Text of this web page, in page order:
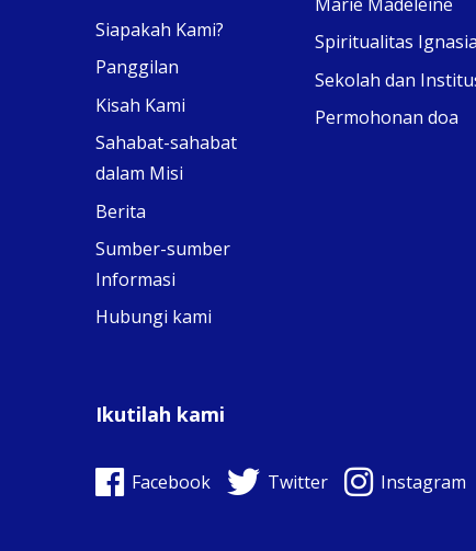
Siapakah Kami?
Panggilan
Kisah Kami
Sahabat-sahabat
dalam Misi
Berita
Sumber-sumber
Informasi
Hubungi kami
Spiritualitas
Sekolah dan
Permohonan doa
Ikutilah kami
Facebook Twitter Instagram